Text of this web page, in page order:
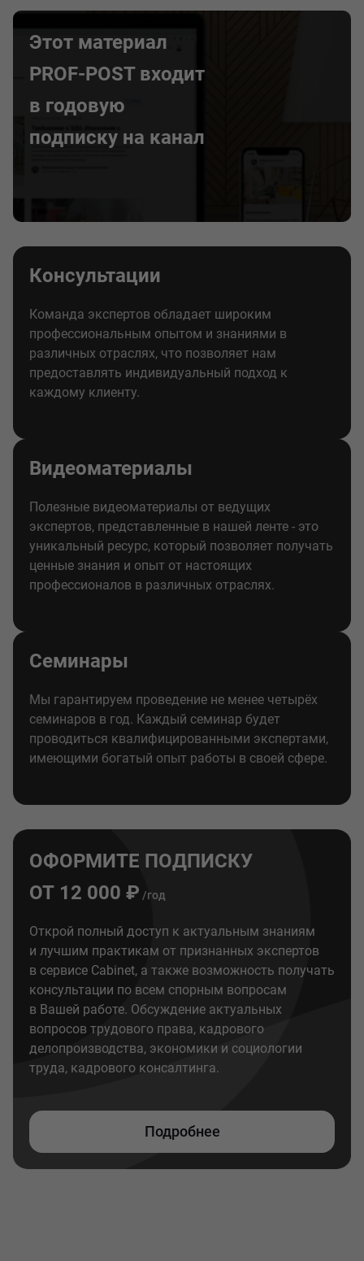
Этот материал
PROF-POST входит
в годовую
подписку на канал
Консультации
Команда экспертов обладает широким
профессиональным опытом и знаниями в
различных отраслях, что позволяет нам
предоставлять индивидуальный подход к
каждому клиенту.
Видеоматериалы
Полезные видеоматериалы от ведущих
экспертов, представленные в нашей ленте - это
уникальный ресурс, который позволяет получать
ценные знания и опыт от настоящих
профессионалов в различных отраслях.
Семинары
Мы гарантируем проведение не менее четырёх
семинаров в год. Каждый семинар будет
проводиться квалифицированными экспертами,
имеющими богатый опыт работы в своей сфере.
ОФОРМИТЕ ПОДПИСКУ
ОТ 12 000 ₽ /год
Открой полный доступ к актуальным знаниям
и лучшим практикам от признанных экспертов
в сервисе Cabinet, а также возможность получать
консультации по всем спорным вопросам
в Вашей работе. Обсуждение актуальных
вопросов трудового права, кадрового
делопроизводства, экономики и социологии
труда, кадрового консалтинга.
Подробнее